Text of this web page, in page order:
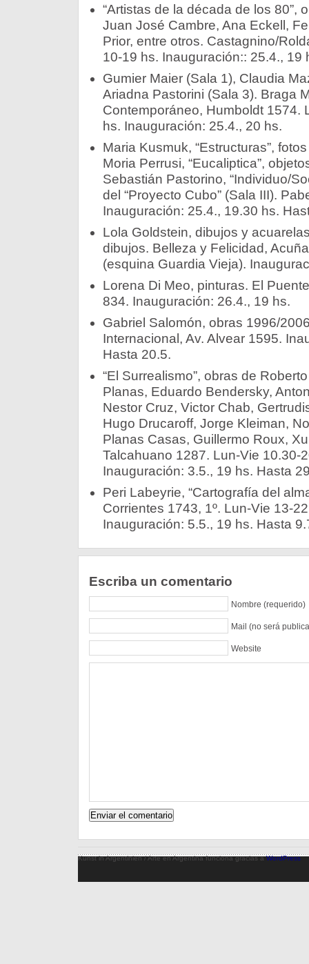
“Artistas de la década de los 80”,
Juan José Cambre, Ana Eckell,
Prior, entre otros. Castagnino/
10-19 hs. Inauguración:: 25.4., 19
Gumier Maier (Sala 1), Claudia
Ariadna Pastorini (Sala 3). Braga
Contemporáneo, Humboldt 1574.
hs. Inauguración: 25.4., 20 hs.
Maria Kusmuk, “Estructuras”,
Moria Perrusi, “Eucaliptica”,
Sebastián Pastorino, “Individuo/
del “Proyecto Cubo” (Sala III).
Inauguración: 25.4., 19.30 hs.
Lola Goldstein, dibujos y
dibujos. Belleza y Felicidad,
(esquina Guardia Vieja).
Lorena Di Meo, pinturas. El
834. Inauguración: 26.4., 19 hs.
Gabriel Salomón, obras 1996/
Internacional, Av. Alvear 1595.
Hasta 20.5.
“El Surrealismo”, obras de
Planas, Eduardo Bendersky,
Nestor Cruz, Victor Chab,
Hugo Drucaroff, Jorge Kleiman,
Planas Casas, Guillermo Roux,
Talcahuano 1287. Lun-Vie 10.30-
Inauguración: 3.5., 19 hs. Hasta
Peri Labeyrie, “Cartografía del
Corrientes 1743, 1º. Lun-Vie 13-
Inauguración: 5.5., 19 hs. Hasta
Escriba un comentario
Nombre (requerido)
Mail (no será
Website
Kunst in Argentinien / Arte en Argentina funciona gracias aWordPress